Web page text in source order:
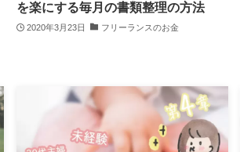
を楽にする毎月の書類整理の方法
2020年3月23日 フリーランスのお金